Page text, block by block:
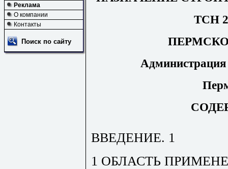
Реклама
О компании
Контакты
Поиск по сайту
ТСН
ВВЕДЕНИЕ. 1
1 ОБЛАСТЬ